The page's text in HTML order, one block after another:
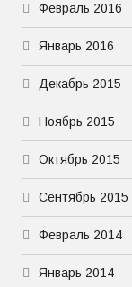
Февраль 2016
Январь 2016
Декабрь 2015
Ноябрь 2015
Октябрь 2015
Сентябрь 2015
Февраль 2014
Январь 2014